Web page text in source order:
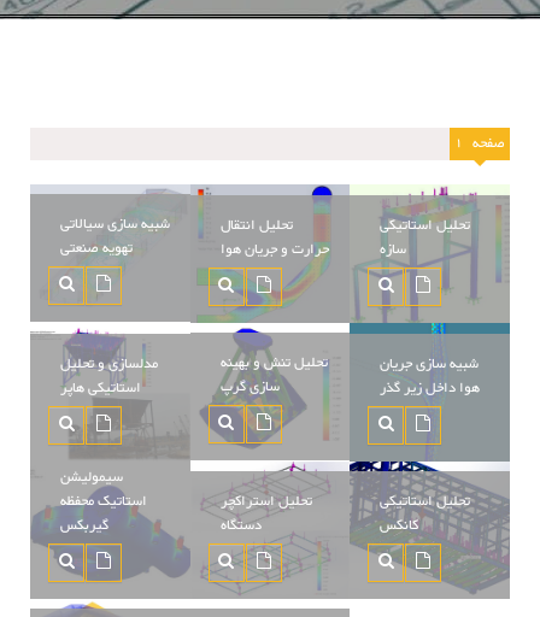
صفحه 1
شبیه سازی سیالاتی
تهویه صنعتی
تحلیل انتقال
حرارت و جریان هوا
تحلیل استاتیکی
سازه
مدلسازی و تحلیل
استاتیکی هاپر
تحلیل تنش و بهینه
سازی گرپ
شبیه سازی جریان
هوا داخل زیر گذر
تحلیل تنش و
سیمولیشن
استاتیک محفظه
گیربکس
تحلیل استراکچر
دستگاه
تحلیل استاتیکی
کانکس